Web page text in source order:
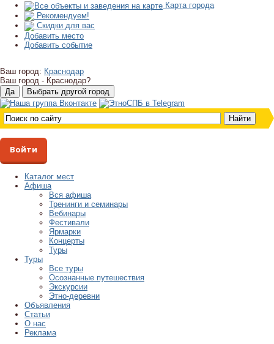
Карта города
Рекомендуем!
Скидки для вас
Добавить место
Добавить событие
Ваш город: Краснодар
Ваш город - Краснодар?
Войти
Каталог мест
Афиша
Вся афиша
Тренинги и семинары
Вебинары
Фестивали
Ярмарки
Концерты
Туры
Туры
Все туры
Осознанные путешествия
Экскурсии
Этно-деревни
Объявления
Статьи
О нас
Реклама